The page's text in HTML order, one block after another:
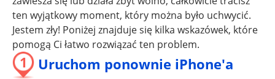
ten wyjątkowy moment, który można było uchwycić.
Jestem zły! Poniżej znajduje się kilka wskazówek, które
pomogą Ci łatwo rozwiązać ten problem.
1 Uruchom ponownie iPhone'a